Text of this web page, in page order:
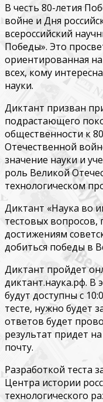
В честь 80-летия
войне и Дня
всероссийский
Победы». Это
ориентированная
всех, кому
науки.
Диктант призван
подрастающего
общественности к
Отечественной
значение науки и
роль Великой
технологическом
Диктант «Наука во
тестовых
достижениям
добиться победы в
Диктант пройдет
диктант.наука.рф. В
будут доступны с
тесте, нужно будет
ответов будет
результат придет
почту.
Разработкой теста
Центра истории
технологического